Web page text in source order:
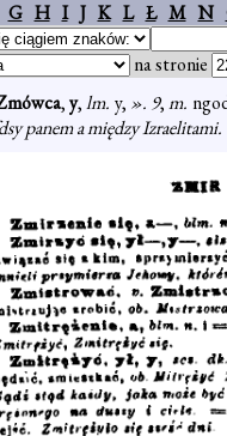
G H I J K L Ł M N
na stronie
,y,lm. y, ». 9,m.
panem a między Izraelitami.